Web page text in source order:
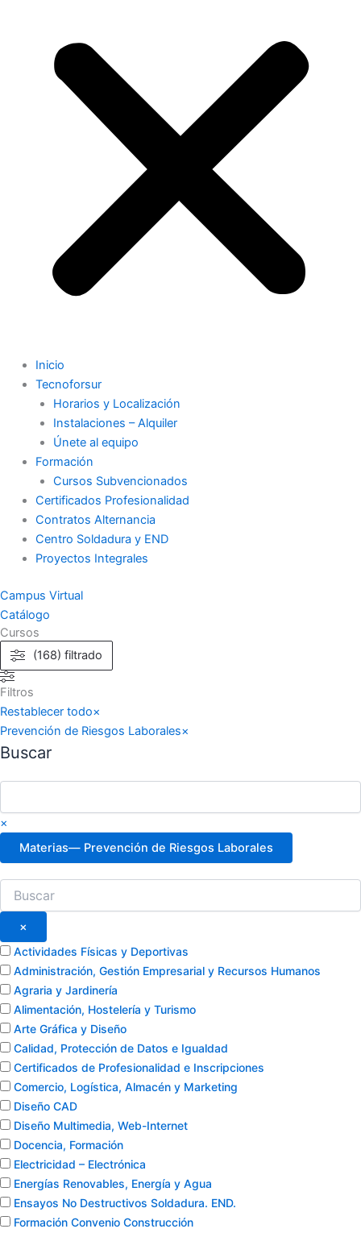
Inicio
Tecnoforsur
Horarios y Localización
Instalaciones – Alquiler
Únete al equipo
Formación
Cursos Subvencionados
Certificados Profesionalidad
Contratos Alternancia
Centro Soldadura y END
Proyectos Integrales
Campus Virtual
Catálogo
Cursos
(168) filtrado
Filtros
Restablecer todo×
Prevención de Riesgos Laborales×
Buscar
×
Materias— Prevención de Riesgos Laborales
×
Actividades Físicas y Deportivas
Administración, Gestión Empresarial y Recursos Humanos
Agraria y Jardinería
Alimentación, Hostelería y Turismo
Arte Gráfica y Diseño
Calidad, Protección de Datos e Igualdad
Certificados de Profesionalidad e Inscripciones
Comercio, Logística, Almacén y Marketing
Diseño CAD
Diseño Multimedia, Web-Internet
Docencia, Formación
Electricidad – Electrónica
Energías Renovables, Energía y Agua
Ensayos No Destructivos Soldadura. END.
Formación Convenio Construcción